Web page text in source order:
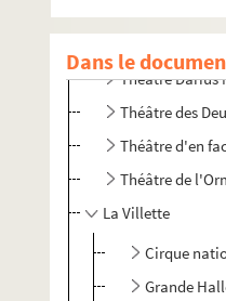
Dans le
Théâtre Darius
Théâtre des
Théâtre d'en
Théâtre de
La Villette
Cirque
Grande